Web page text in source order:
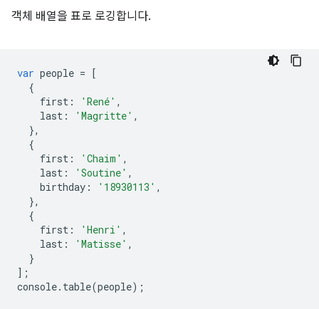
객체 배열을 표로 로깅합니다.
var people =
[
{
first : 'René' ,
last : 'Magritte' ,
},
{
first : 'Chaim' ,
last : 'Soutine' ,
birthday : '18930113' ,
},
{
first : 'Henri' ,
last : 'Matisse' ,
}
];
console. table(people);